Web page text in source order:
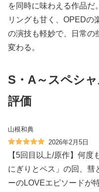
を同時に味わえる作品だ
リングも甘く、OPEDの
の演技も軽妙で、日常の
変わる。
S・A～スペシ
評価
山根和典
2026年2月5日
【5回目以上/原作】何
にぎりとペス」の回、彗
ーのLOVEエピソードが